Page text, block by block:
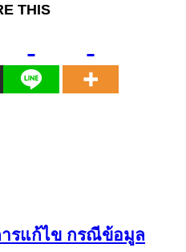
THIS
รแก้ไข กรณีข้อมูล